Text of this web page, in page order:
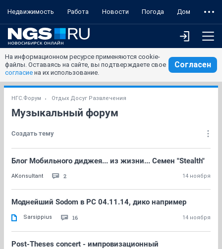
Недвижимость Работа Новости Погода Дом
На информационном ресурсе применяются cookie-
файлы. Оставаясь на сайте, вы подтверждаете свое
согласие на их использование.
Согласен
НГС.Форум Отдых Досуг Развлечения
Музыкальный форум
Создать тему
Блог Мобильного диджея... из жизни... Семен "Stealth"
AKonsultant 2 14 ноября
Моднейший Sodom в РС 04.11.14, дико например
Sarsippius 16 14 ноября
Post-Theses concert - импровизационный